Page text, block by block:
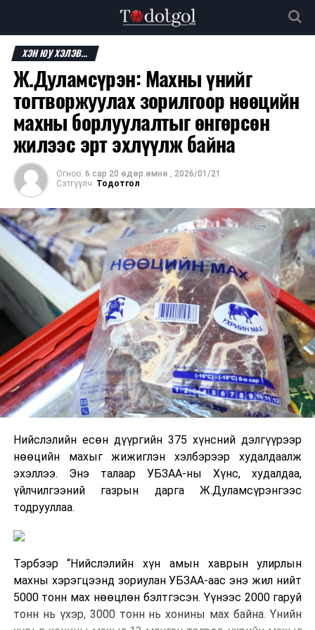
ХЭН ЮУ ХЭЛЭВ...
Ж.Дуламсүрэн: Махны үнийг
тогтворжуулах зорилгоор нөөцийн
махны борлуулалтыг өнгөрсөн
жилээс эрт эхлүүлж байна
Огноо: 6 сар 20 өдөр.өмнө , 2026/01/21
Сэтгүүлч: Тодотгол
Нийслэлийн есөн дүүргийн 375 хүнсний дэлгүүрээр
нөөцийн махыг жижиглэн хэлбэрээр худалдаалж
эхэллээ. Энэ талаар УБЗАА-ны Хүнс, худалдаа,
үйлчилгээний газрын дарга Ж.Дуламсүрэнгээс
тодрууллаа.
Тэрбээр “Нийслэлийн хүн амын хаврын улирлын
махны хэрэгцээнд зориулан УБЗАА-аас энэ жил нийт
5000 тонн мах нөөцлөн бэлтгэсэн. Үүнээс 2000 гаруй
тонн нь үхэр, 3000 тонн нь хонины мах байна. Үнийн